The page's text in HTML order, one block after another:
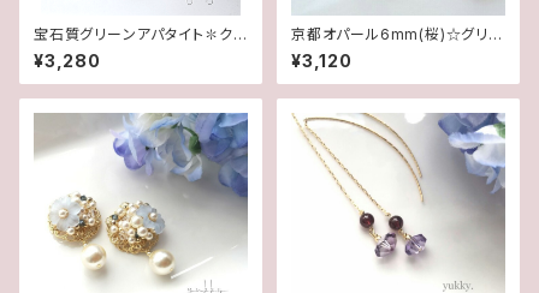
宝石質グリーンアパタイト✽クリ
スタル・グリッター14kgfピアス/
イヤリング
¥3,280
京都オパール6mm(桜)☆グリー
ンアパタイト＊リーフ14Kgfグリ
ッターピアス
¥3,120